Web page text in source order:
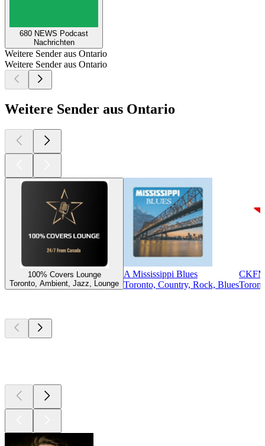
680 NEWS Podcast
Nachrichten
Weitere Sender aus Ontario
Weitere Sender aus Ontario
Weitere Sender aus Ontario
100% Covers Lounge
Toronto, Ambient, Jazz, Lounge
A Mississippi Blues
Toronto, Country, Rock, Blues